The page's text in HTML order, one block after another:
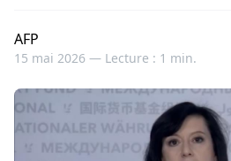
AFP
15 mai 2026 — Lecture : 1 min.